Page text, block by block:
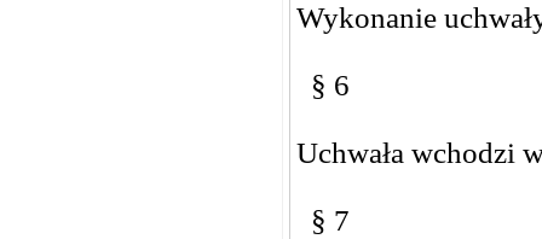
Wykonanie
§ 6
Uchwała wchodzi
§ 7